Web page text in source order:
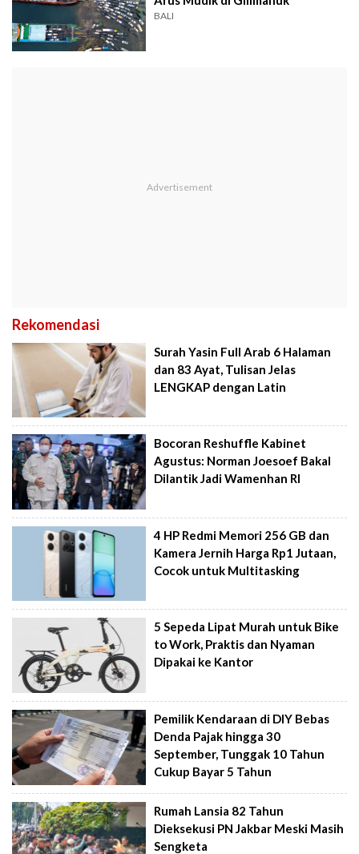
BALI
Rekomendasi
Surah Yasin Full Arab 6 Halaman
dan 83 Ayat, Tulisan Jelas
LENGKAP dengan Latin
Bocoran Reshuffle Kabinet
Agustus: Norman Joesoef Bakal
Dilantik Jadi Wamenhan RI
4 HP Redmi Memori 256 GB dan
Kamera Jernih Harga Rp1 Jutaan,
Cocok untuk Multitasking
5 Sepeda Lipat Murah untuk Bike
to Work, Praktis dan Nyaman
Dipakai ke Kantor
Pemilik Kendaraan di DIY Bebas
Denda Pajak hingga 30
September, Tunggak 10 Tahun
Cukup Bayar 5 Tahun
Rumah Lansia 82 Tahun
Dieksekusi PN Jakbar Meski Masih
Sengketa